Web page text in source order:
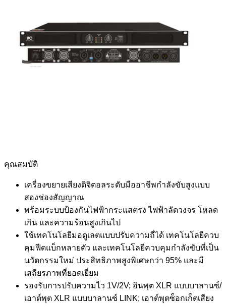
คุณสมบัติ
เครื่องขยายเสียงดิจิตอลระดับมืออาชีพกำลังขับสูงแบบ
สองช่องสัญญาณ
พร้อมระบบป้องกันไฟฟ้ากระแสตรง ไฟฟ้าลัดวงจร โหลด
เกิน และความร้อนสูงเกินไป
ใช้เทคโนโลยีมอดูเลตแบบปรับความถี่ได้ เทคโนโลยีควบ
คุมฟีดแบ็กหลายตัว และเทคโนโลยีควบคุมกำลังขับที่เป็น
นวัตกรรมใหม่ ประสิทธิภาพสูงพิเศษกว่า 95% และมี
เสถียรภาพที่ยอดเยี่ยม
รองรับการปรับความไว 1V/2V; อินพุต XLR แบบบาลานซ์/
เอาต์พุต XLR แบบบาลานซ์ LINK; เอาต์พุตซ็อกเก็ตเสียง